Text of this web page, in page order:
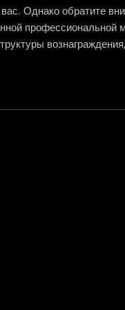
Однако обратите
профессиональной